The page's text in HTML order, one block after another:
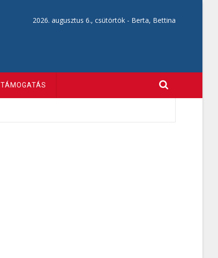
2026. augusztus 6., csütörtök - Berta, Bettina
TÁMOGATÁS